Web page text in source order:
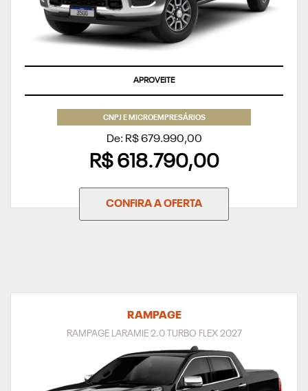
APROVEITE
CNPJ E MICROEMPRESÁRIOS
De: R$ 679.990,00
R$ 618.790,00
CONFIRA A OFERTA
RAMPAGE
RAMPAGE LARAMIE 2.0 TURBO FLEX 2027